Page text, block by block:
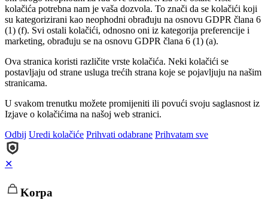
kolačića potrebna nam je vaša dozvola. To znači da se kolačići koji
su kategorizirani kao neophodni obrađuju na osnovu GDPR člana 6
(1) (f). Svi ostali kolačići, odnosno oni iz kategorija preferencije i
marketing, obrađuju se na osnovu GDPR člana 6 (1) (a).
Ova stranica koristi različite vrste kolačića. Neki kolačići se
postavljaju od strane usluga trećih strana koje se pojavljuju na našim
stranicama.
U svakom trenutku možete promijeniti ili povući svoju saglasnost iz
Izjave o kolačićima na našoj web stranici.
Odbij Uredi kolačiće Prihvati odabrane Prihvatam sve
✕
Korpa